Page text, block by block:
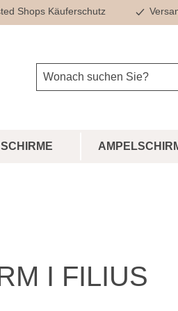
Shops Käuferschutz
I FILIUS